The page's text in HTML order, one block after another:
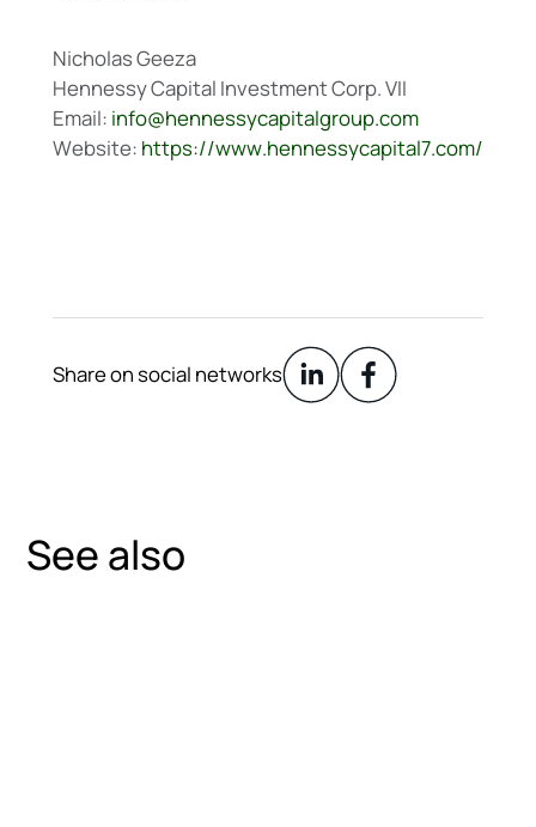
NicholasGeeza
HennessyCapital InvestmentCorp.VII
Email: info@hennessycapitalgroup.com
Website: https://www.hennessycapital7.com/
Share on social networks
See also